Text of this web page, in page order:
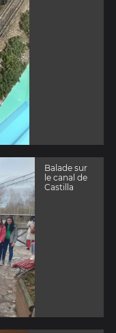
Balade sur
le canal de
Castilla